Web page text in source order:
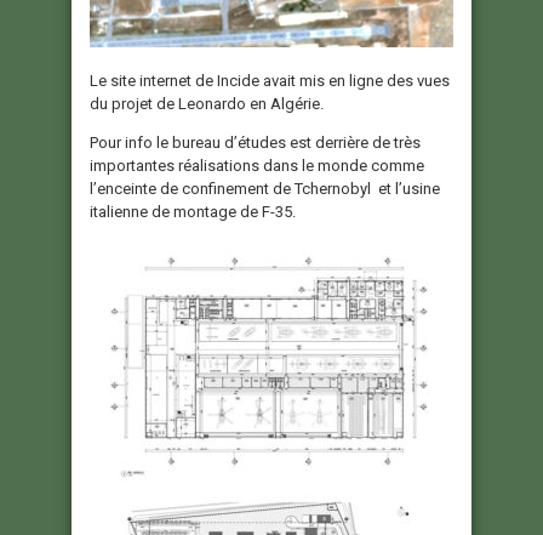
Le site internet de Incide avait mis en ligne des vues
du projet de Leonardo en Algérie.
Pour info le bureau d’études est derrière de très
importantes réalisations dans le monde comme
l’enceinte de confinement de Tchernobyl et l’usine
italienne de montage de F-35.